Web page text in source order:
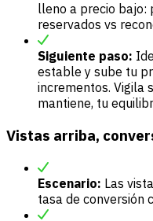
lleno a precio bajo:
reservados vs
Siguiente paso:
estable y sube tu
incrementos. Vigila
mantiene, tu
Vistas arriba,
Escenario: Las
tasa de conversión